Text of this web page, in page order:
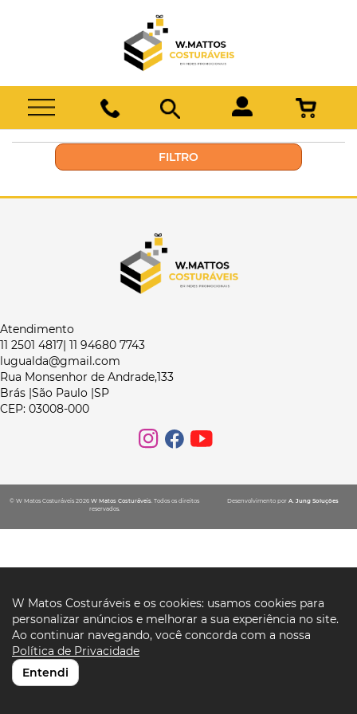
FILTRO
Atendimento
11 2501 4817| 11 94680 7743
lugualda@gmail.com
Rua Monsenhor de Andrade,133
Brás |São Paulo |SP
CEP: 03008-000
© W Matos Costuráveis 2026 W Matos Costuráveis. Todos os direitos
reservados.
Desenvolvimento por A. Jung Soluções
W Matos Costuráveis e os cookies: usamos cookies para
personalizar anúncios e melhorar a sua experiência no site.
Ao continuar navegando, você concorda com a nossa
Política de Privacidade
Entendi